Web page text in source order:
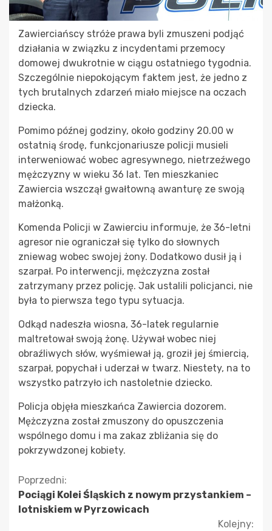
Zawierciańscy stróże prawa byli zmuszeni podjąć
działania w związku z incydentami przemocy
domowej dwukrotnie w ciągu ostatniego tygodnia.
Szczególnie niepokojącym faktem jest, że jedno z
tych brutalnych zdarzeń miało miejsce na oczach
dziecka.
Pomimo późnej godziny, około godziny 20.00 w
ostatnią środę, funkcjonariusze policji musieli
interweniować wobec agresywnego, nietrzeźwego
mężczyzny w wieku 36 lat. Ten mieszkaniec
Zawiercia wszczął gwałtowną awanturę ze swoją
małżonką.
Komenda Policji w Zawierciu informuje, że 36-letni
agresor nie ograniczał się tylko do słownych
zniewag wobec swojej żony. Dodatkowo dusił ją i
szarpał. Po interwencji, mężczyzna został
zatrzymany przez policję. Jak ustalili policjanci, nie
była to pierwsza tego typu sytuacja.
Odkąd nadeszła wiosna, 36-latek regularnie
maltretował swoją żonę. Używał wobec niej
obraźliwych słów, wyśmiewał ją, groził jej śmiercią,
szarpał, popychał i uderzał w twarz. Niestety, na to
wszystko patrzyło ich nastoletnie dziecko.
Policja objęła mieszkańca Zawiercia dozorem.
Mężczyzna został zmuszony do opuszczenia
wspólnego domu i ma zakaz zbliżania się do
pokrzywdzonej kobiety.
Kontynuuj
czytanie
Poprzedni:
Pociągi Kolei Śląskich z nowym przystankiem –
lotniskiem w Pyrzowicach
Kolejny: